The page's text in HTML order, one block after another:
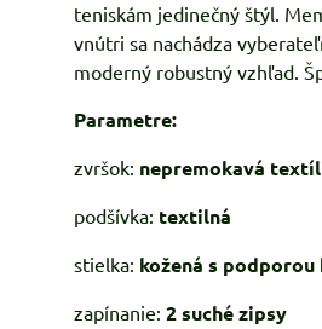
teniskám jedinečný štýl.
vnútri sa nachádza
moderný robustný vzhľad.
Parametre:
zvršok: nepremokavá
podšívka: textilná
stielka: kožená s podporou
zapínanie:2suché zipsy